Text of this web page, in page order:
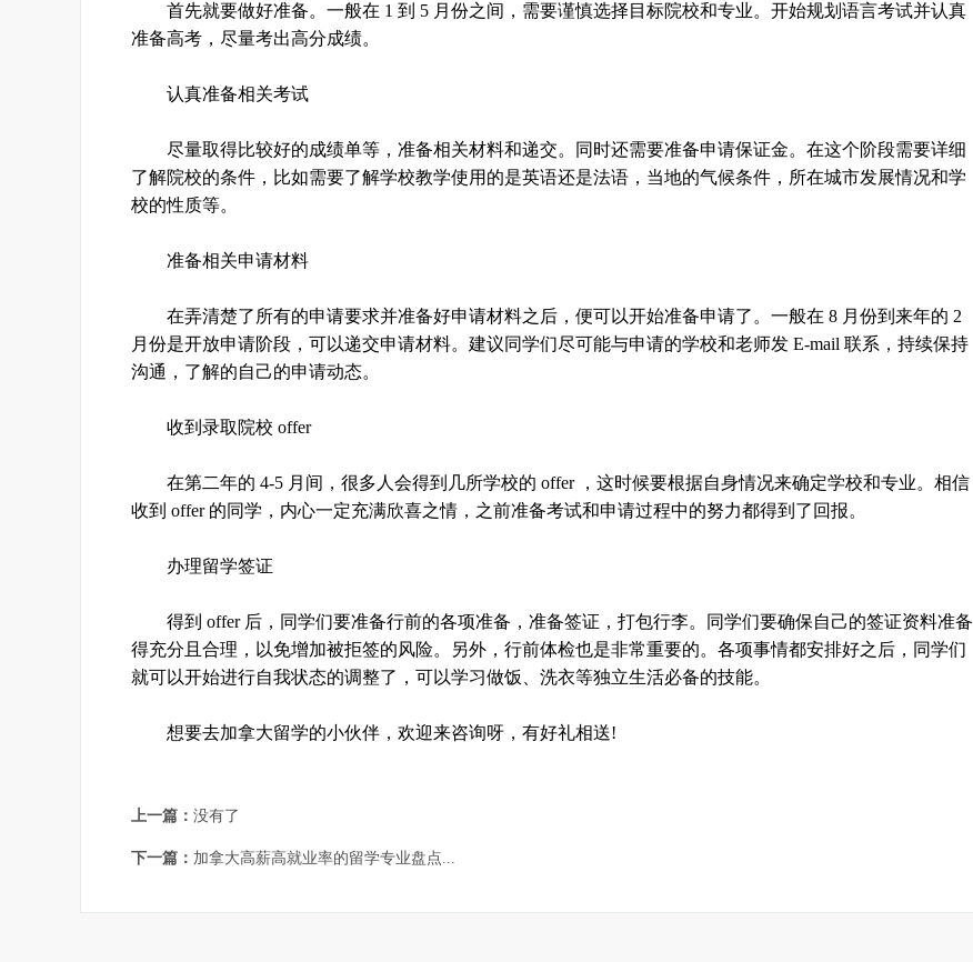
首先就要做好准备。一般在 1 到 5 月份之间，需要谨慎选择目标院校和专业。开始规划语言考试并认真
准备高考，尽量考出高分成绩。
认真准备相关考试
尽量取得比较好的成绩单等，准备相关材料和递交。同时还需要准备申请保证金。在这个阶段需要详细
了解院校的条件，比如需要了解学校教学使用的是英语还是法语，当地的气候条件，所在城市发展情况和学
校的性质等。
准备相关申请材料
在弄清楚了所有的申请要求并准备好申请材料之后，便可以开始准备申请了。一般在 8 月份到来年的 2
月份是开放申请阶段，可以递交申请材料。建议同学们尽可能与申请的学校和老师发 E-mail 联系，持续保持
沟通，了解的自己的申请动态。
收到录取院校 offer
在第二年的 4-5 月间，很多人会得到几所学校的 offer ，这时候要根据自身情况来确定学校和专业。相信
收到 offer 的同学，内心一定充满欣喜之情，之前准备考试和申请过程中的努力都得到了回报。
办理留学签证
得到 offer 后，同学们要准备行前的各项准备，准备签证，打包行李。同学们要确保自己的签证资料准备
得充分且合理，以免增加被拒签的风险。另外，行前体检也是非常重要的。各项事情都安排好之后，同学们
就可以开始进行自我状态的调整了，可以学习做饭、洗衣等独立生活必备的技能。
想要去加拿大留学的小伙伴，欢迎来咨询呀，有好礼相送!
上一篇： 没有了
下一篇： 加拿大高薪高就业率的留学专业盘点...